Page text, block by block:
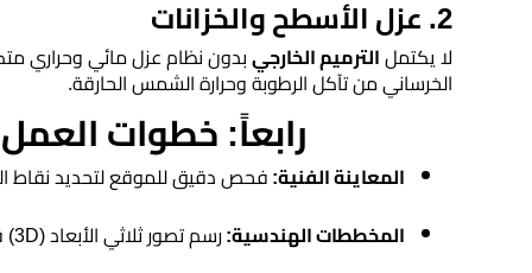
​2. عزل الأسطح والخزانات
​لا يكتملالترميم الخارجيبدون نظام عزل مائي وحراري
الخرساني من تآكل الرطوبة وحرارة الشمس الحارقة.
رابعاً: خطوات
​المعاينة الفنية:فحص دقيق للموقع لتحديد نقاط
​المخططات الهندسية:رسم تصور ثلاثي الأبعاد (3D) قبل التنفيذ.